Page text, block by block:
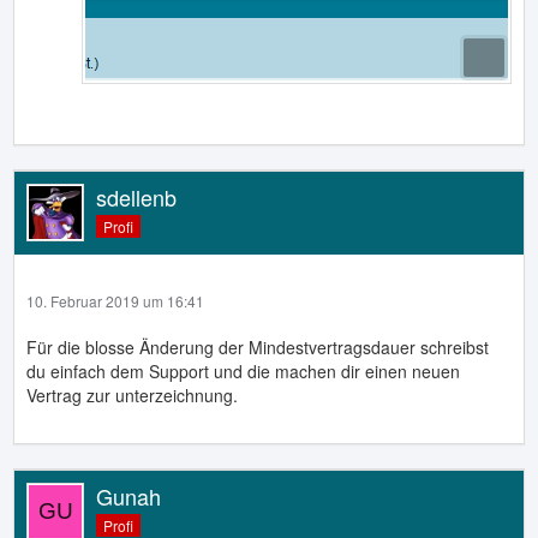
sdellenb
Profi
10. Februar 2019 um 16:41
Für die blosse Änderung der Mindestvertragsdauer schreibst
du einfach dem Support und die machen dir einen neuen
Vertrag zur unterzeichnung.
Gunah
Profi